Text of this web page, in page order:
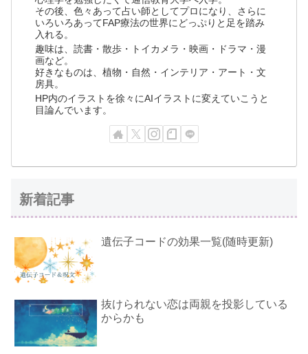
その後、色々あって占い師としてプロになり、さらに
いろいろあってFAP療法の世界にどっぷりと足を踏み
入れる。
趣味は、読書・散歩・トイカメラ・映画・ドラマ・漫
画など。
好きなものは、植物・自然・インテリア・アート・文
房具。
HP内のイラストを徐々にAIイラストに変えていこうと
目論んでいます。
新着記事
遺伝子コードの効果一覧(随時更新)
抜けられない恋は両親を投影している
からかも